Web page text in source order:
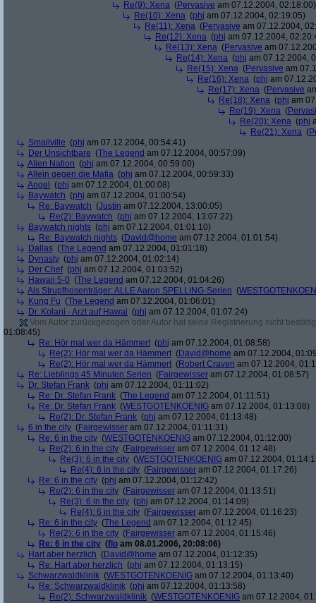
Re(9): Xena (Pervasive am 07.12.2004, 02:18:00)
Re(10): Xena (phj am 07.12.2004, 02:19:05)
Re(11): Xena (Pervasive am 07.12.2004,
Re(12): Xena (phj am 07.12.2004,
Re(13): Xena (Pervasive am
Re(14): Xena (phj am 07.12.2004,
Re(15): Xena (Pervasive am
Re(16): Xena (phj am
Re(17): Xena (Pervasive
Re(18): Xena (phj am
Re(19): Xena (
Re(20): Xena (phj
Re(21): Xena (
Smallville (phj am 07.12.2004, 00:54:41)
Der Unsichtbare (The Legend am 07.12.2004, 00:57:09)
Alien Nation (phj am 07.12.2004, 00:59:00)
Allein gegen die Mafia (phj am 07.12.2004, 00:59:33)
Angel
(phj am 07.12.2004, 01:00:08)
Baywatch (phj am 07.12.2004, 01:00:54)
Re: Baywatch (Justin am 07.12.2004, 13:00:05)
Re(2): Baywatch (phj am 07.12.2004, 13:07:22)
Baywatch nights (phj am 07.12.2004, 01:01:10)
Re: Baywatch nights (David@home am 07.12.2004, 01:01:54)
Dallas (The Legend am 07.12.2004, 01:01:18)
Dynasty (phj am 07.12.2004, 01:02:14)
Der Chef(phj am 07.12.2004, 01:03:52)
Hawaii 5-0 (The Legend am 07.12.2004, 01:04:26)
Als Strupfhosenträger: ALLE Aaron SPELLING-Serien (
Kung Fu (The Legend am 07.12.2004, 01:06:01)
Dr. Kolani - Arzt auf Hawai (phj am 07.12.2004, 01:07:24)
Vom Autor zurückgezogen oder Autor hat seine Registrierung nicht
01:08:45)
Re: Hör mal wer da Hämmert (phj am 07.12.2004, 01:08:58)
Re(2): Hör mal wer da Hämmert (David@home am 07.12.2004,
Re(2): Hör mal wer da Hämmert (Robert Craven am 07.12.2004,
Re: Lieblings 45 Minuten Serien (Fairgewisser am 07.12.2004, 01:08:57)
Dr. Stefan Frank (phj am 07.12.2004, 01:11:02)
Re: Dr. Stefan Frank (The Legend am 07.12.2004, 01:11:51)
Re: Dr. Stefan Frank (WESTGOTENKOENIG am 07.12.2004, 01:13:08)
Re(2): Dr. Stefan Frank (phj am 07.12.2004, 01:13:48)
6 in the city (Fairgewisser am 07.12.2004, 01:11:31)
Re: 6 in the city (WESTGOTENKOENIG am 07.12.2004, 01:12:00)
Re(2): 6 in the city (Fairgewisser am 07.12.2004, 01:12:48)
Re(3): 6 in the city (WESTGOTENKOENIG am 07.12.2004,
Re(4): 6 in the city (Fairgewisser am 07.12.2004, 01:17:26)
Re: 6 in the city (phj am 07.12.2004, 01:12:42)
Re(2): 6 in the city (Fairgewisser am 07.12.2004, 01:13:51)
Re(3): 6 in the city (phj am 07.12.2004, 01:14:09)
Re(4): 6 in the city (Fairgewisser am 07.12.2004, 01:16:23)
Re: 6 in the city (The Legend am 07.12.2004, 01:12:45)
Re(2): 6 in the city (Fairgewisser am 07.12.2004, 01:15:46)
Re: 6 in the city (flo am 08.01.2006, 20:08:06)
Hart aber herzlich (David@home am 07.12.2004, 01:12:35)
Re: Hart aber herzlich (phj am 07.12.2004, 01:13:15)
Schwarzwaldklinik (WESTGOTENKOENIG am 07.12.2004, 01:13:40)
Re: Schwarzwaldklinik (phj am 07.12.2004, 01:13:58)
Re(2): Schwarzwaldklinik (WESTGOTENKOENIG am 07.12.2004,